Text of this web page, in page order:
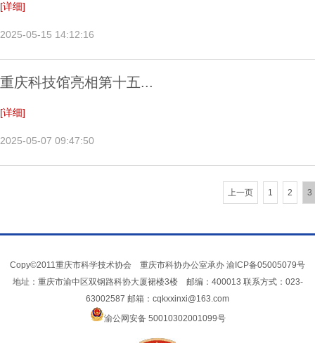
[详细]
2025-05-15 14:12:16
重庆科技馆亮相第十五...
[详细]
2025-05-07 09:47:50
上一页 1 2 3
Copy©2011重庆市科学技术协会 重庆市科协办公室承办 渝ICP备05005079号
地址：重庆市渝中区双钢路科协大厦裙楼3楼 邮编：400013 联系方式：023-
63002587 邮箱：cqkxxinxi@163.com
渝公网安备 50010302001099号